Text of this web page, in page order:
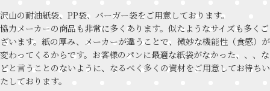
沢山の耐油紙袋、PP袋、バーガー袋をご用意しております。
協力メーカーの商品も非常に多くあります。似たようなサイズも多くご
ざいます。紙の厚み、メーカーが違うことで、微妙な機能性（食感）が
変わってくるからです。お客様のパンに最適な紙袋がなかった、、、な
どと言うことのないように、なるべく多くの資材をご用意してお待ちい
たしております。